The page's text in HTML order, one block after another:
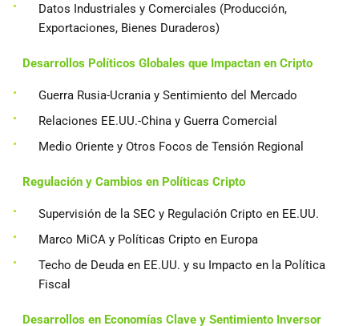
Datos Industriales y Comerciales (Producción,
Exportaciones, Bienes Duraderos)
Desarrollos Políticos Globales que Impactan en Cripto
Guerra Rusia-Ucrania y Sentimiento del Mercado
Relaciones EE.UU.-China y Guerra Comercial
Medio Oriente y Otros Focos de Tensión Regional
Regulación y Cambios en Políticas Cripto
Supervisión de la SEC y Regulación Cripto en EE.UU.
Marco MiCA y Políticas Cripto en Europa
Techo de Deuda en EE.UU. y su Impacto en la Política
Fiscal
Desarrollos en Economías Clave y Sentimiento Inversor